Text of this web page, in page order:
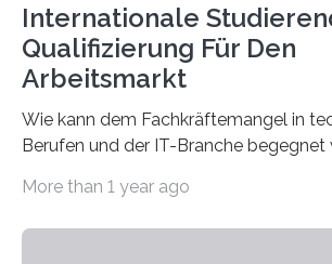
Internationale
Qualifizierung Für Den
Arbeitsmarkt
Wie kann dem Fachkräftemangel in
Berufen und der IT-Branche begegnet
Universität des Saarlandes und der
More than 1 year ago